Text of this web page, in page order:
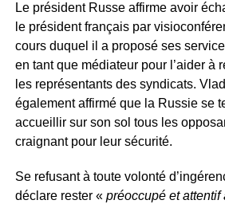
Le président Russe affirme avoir
le président français par
cours duquel il a proposé ses
en tant que médiateur pour l’aider à
les représentants des syndicats.
également affirmé que la Russie se
accueillir sur son sol tous les
craignant pour leur sécurité.
Se refusant à toute volonté
déclare rester « préoccupé et attentif